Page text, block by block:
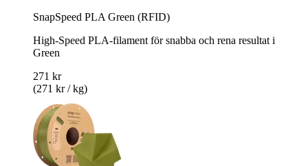
SnapSpeed PLA Green (RFID)
High-Speed PLA-filament för snabba och rena resultat i
Green
271 kr
(271 kr / kg)